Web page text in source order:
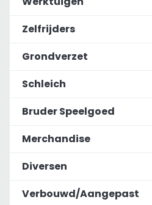
Zelfrijders
Grondverzet
Schleich
Bruder Speelgoed
Merchandise
Diversen
Verbouwd/Aangepast